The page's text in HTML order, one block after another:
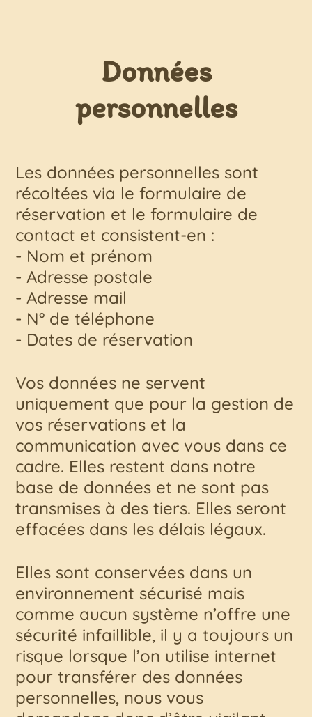
Données
personnelles
Les données personnelles sont
récoltées via le formulaire de
réservation et le formulaire de
contact et consistent-en :
- Nom et prénom
- Adresse postale
- Adresse mail
- N° de téléphone
- Dates de réservation
Vos données ne servent
uniquement que pour la gestion de
vos réservations et la
communication avec vous dans ce
cadre. Elles restent dans notre
base de données et ne sont pas
transmises à des tiers. Elles seront
effacées dans les délais légaux.
Elles sont conservées dans un
environnement sécurisé mais
comme aucun système n’offre une
sécurité infaillible, il y a toujours un
risque lorsque l’on utilise internet
pour transférer des données
personnelles, nous vous